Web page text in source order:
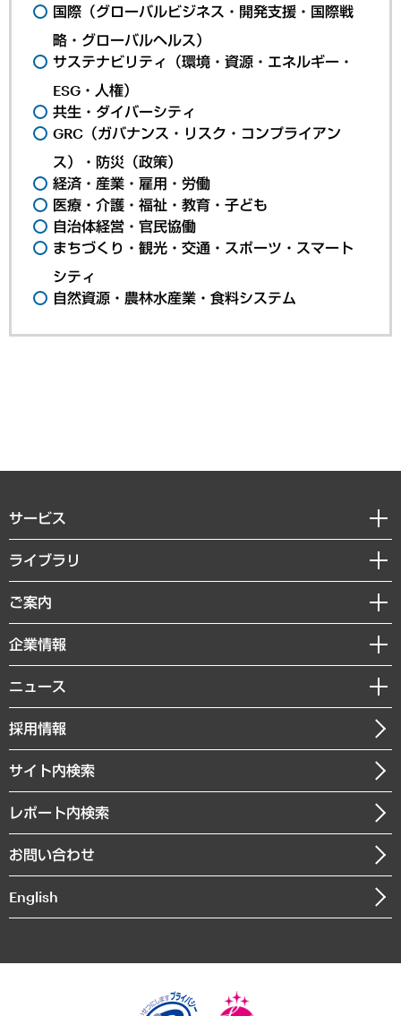
国際（グローバルビジネス・開発支援・国際戦
略・グローバルヘルス）
サステナビリティ（環境・資源・エネルギー・
ESG・人権）
共生・ダイバーシティ
GRC（ガバナンス・リスク・コンプライアン
ス）・防災（政策）
経済・産業・雇用・労働
医療・介護・福祉・教育・子ども
自治体経営・官民協働
まちづくり・観光・交通・スポーツ・スマート
シティ
自然資源・農林水産業・食料システム
サービス
経営戦略
組織・人事戦略
デジタルイノベーション
共生・ダイバーシティ
GRC（ガバナンス・リスク・コンプライアンス）・防災（政策）
経済・産業・雇用・労働
まちづくり・観光・交通・スポーツ・スマートシティ
自然資源・農林水産業・食料システム
ライブラリ
経済調査
レポート
コラム
経営用語集
受託・受注実績（官公庁関連）
メディア掲載・出演
ご案内
セミナー・イベント情報
MUFGビジネスセミナー
受託案件情報
企業情報
私たちの想い
社長メッセージ
会社概要
沿革
組織図・本部部室紹介
インドネシア現地法人
個人情報保護方針
ニュース
ニュースリリース
お知らせ
採用情報
サイト内検索
レポート内検索
お問い合わせ
English